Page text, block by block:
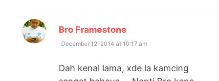
Bro Framestone
December 12, 2014 at 10:17 am
Dah kenal lama, xde la kamcing